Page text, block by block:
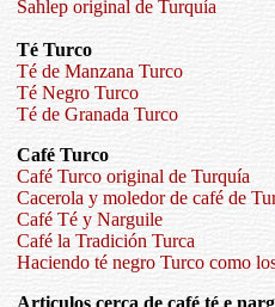
Sahlep original de Turquía
Té Turco
Té de Manzana Turco
Té Negro Turco
Té de Granada Turco
Café Turco
Café Turco original de Turquía
Cacerola y moledor de café de
Café Té y Narguile
Café la Tradición Turca
Haciendo té negro Turco como
Articulos cerca de café té e